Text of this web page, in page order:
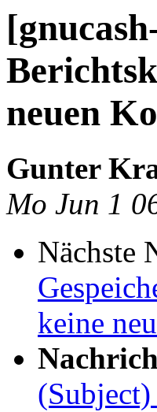
neuen
Gunter
Mo Jun 1
Nächste
keine